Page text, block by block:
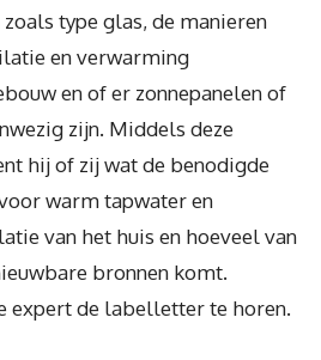
type glas, de manieren
en verwarming
en of er zonnepanelen of
zijn. Middels deze
hij of zij wat de benodigde
warm tapwater en
van het huis en hoeveel van
bronnen komt.
expert de labelletter te horen.